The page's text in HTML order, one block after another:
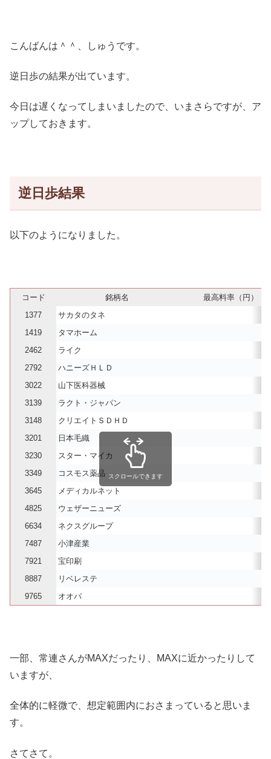
こんばんは＾＾、しゅうです。
逆日歩の結果が出ています。
今日は遅くなってしまいましたので、いまさらですが、ア
ップしておきます。
逆日歩結果
以下のようになりました。
コード 銘柄名
最高料率（円）
1377
サカタのタネ
1419
タマホーム
2462
ライク
2792
ハニーズＨＬＤ
3022
山下医科器械
3139
ラクト・ジャパン
3148
クリエイトＳＤＨＤ
3201
日本毛織
3230
スター・マイカ
3349
コスモス薬品
3645
メディカルネット
4825
ウェザーニューズ
6634
ネクスグループ
7487
小津産業
7921
宝印刷
8887
リベレステ
9765
オオバ
スクロールできます
一部、常連さんがMAXだったり、MAXに近かったりして
いますが、
全体的に軽微で、想定範囲内におさまっていると思いま
す。
さてさて。